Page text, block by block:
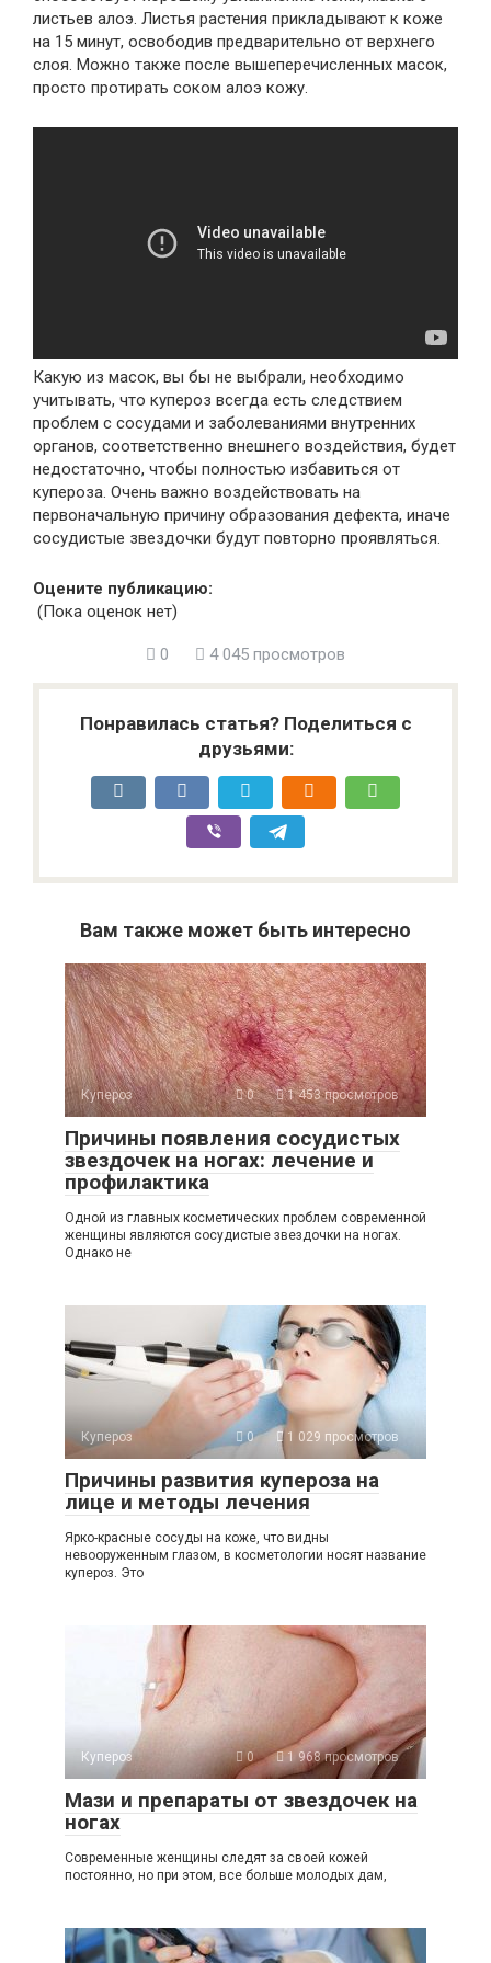
листьев алоэ. Листья растения прикладывают к коже
на 15 минут, освободив предварительно от верхнего
слоя. Можно также после вышеперечисленных масок,
просто протирать соком алоэ кожу.
Какую из масок, вы бы не выбрали, необходимо
учитывать, что купероз всегда есть следствием
проблем с сосудами и заболеваниями внутренних
органов, соответственно внешнего воздействия, будет
недостаточно, чтобы полностью избавиться от
купероза. Очень важно воздействовать на
первоначальную причину образования дефекта, иначе
сосудистые звездочки будут повторно проявляться.
Оцените публикацию:
(Пока оценок нет)
0 4 045 просмотров
Понравилась статья? Поделиться с
друзьями:
Вам также может быть интересно
Купероз 0 1 453 просмотров
Причины появления сосудистых
звездочек на ногах: лечение и
профилактика
Одной из главных косметических проблем современной
женщины являются сосудистые звездочки на ногах.
Однако не
Купероз 0 1 029 просмотров
Причины развития купероза на
лице и методы лечения
Ярко-красные сосуды на коже, что видны
невооруженным глазом, в косметологии носят название
купероз. Это
Купероз 0 1 968 просмотров
Мази и препараты от звездочек на
ногах
Современные женщины следят за своей кожей
постоянно, но при этом, все больше молодых дам,